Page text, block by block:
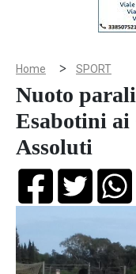
Home > SPORT
Nuoto
Esabotini
Assoluti